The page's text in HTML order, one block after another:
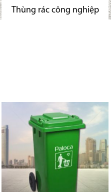
Thùng rác công nghiệp